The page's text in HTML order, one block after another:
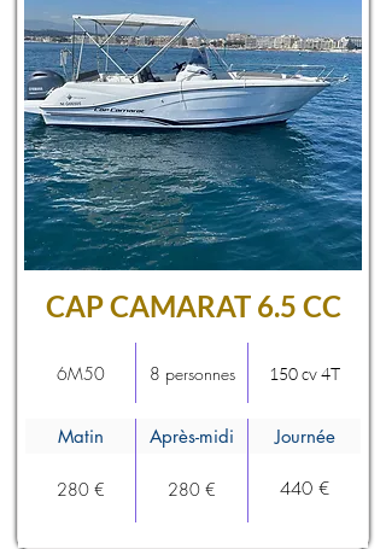
CAP CAMARAT 6.5 CC
6M50 8 personnes 150 cv 4T
Matin Après-midi Journée
280 € 280 € 440 €